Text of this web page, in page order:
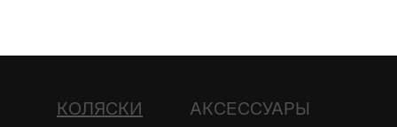
КОЛЯСКИ АКСЕССУАРЫ